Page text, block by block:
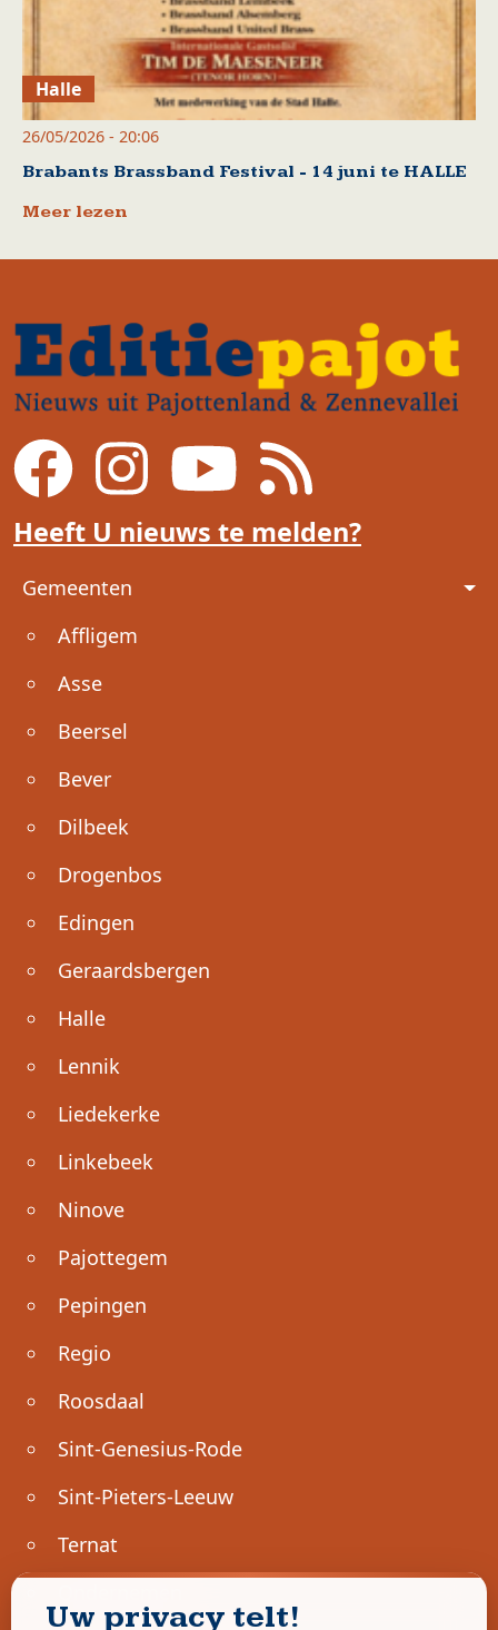
Halle
26/05/2026 - 20:06
Brabants Brassband Festival - 14 juni te HALLE
Meer lezen
Heeft U nieuws te melden?
Voet
Gemeenten
Affligem
Asse
Beersel
Bever
Dilbeek
Drogenbos
Edingen
Geraardsbergen
Halle
Lennik
Liedekerke
Linkebeek
Ninove
Pajottegem
Pepingen
Regio
Roosdaal
Sint-Genesius-Rode
Sint-Pieters-Leeuw
Ternat
Uw privacy telt!